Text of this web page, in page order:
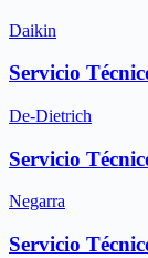
Daikin
Servicio
De-Dietrich
Servicio
Negarra
Servicio